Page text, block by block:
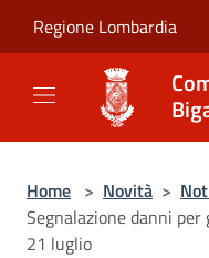
Regione Lombardia
Home > Novità >
Segnalazione danni
21 luglio